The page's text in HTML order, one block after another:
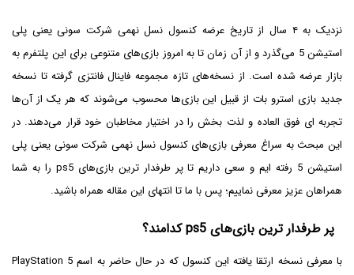
نزدیک به ۴ سال از تاریخ عرضه کنسول نسل نهمی شرکت سونی یعنی پلی
استیشن 5 می‌گذرد و از آن زمان تا به امروز بازی‌های متنوعی برای این پلتفرم به
بازار عرضه شده است. از نسخه‌های تازه مجموعه فاینال فانتزی گرفته تا نسخه
جدید بازی استرو بات از قبیل این بازی‌ها محسوب می‌شوند که هر یک از آن‌ها
تجربه ای فوق العاده و لذت بخش را در اختیار مخاطبان خود قرار می‌دهند. در
این مبحث به سراغ معرفی بازی‌های کنسول نسل نهمی شرکت سونی یعنی پلی
استیشن 5 رفته ایم و سعی داریم تا پر طرفدار ترین بازی‌های ps5 را به شما
همراهان عزیز معرفی نماییم؛ پس با ما تا انتهای این مقاله همراه باشید.
پر طرفدار ترین بازی‌های ps5 کدامند؟
با معرفی نسخه ارتقا یافته این کنسول که در حال حاضر به اسم PlayStation 5